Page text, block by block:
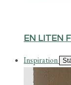
EN LITEN
Inspiration